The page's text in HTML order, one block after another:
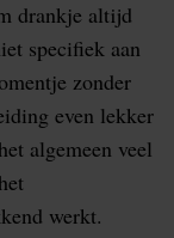
drankje altijd
specifiek aan
zonder
even lekker
algemeen veel
werkt.